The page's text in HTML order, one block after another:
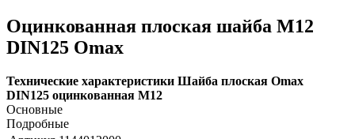
Оцинкованная плоская шайба М12
DIN125 Omax
Технические характеристики Шайба плоская Omax
DIN125 оцинкованная М12
Основные
Подробные